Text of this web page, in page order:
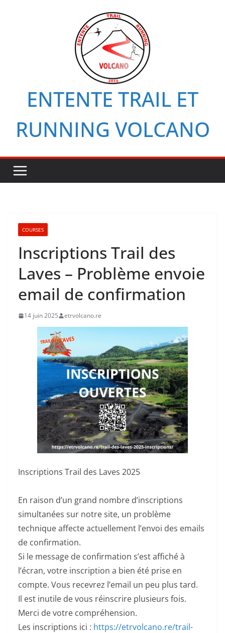
ENTENTE TRAIL ET
RUNNING VOLCANO
COURSES
Inscriptions Trail des
Laves – Problème envoie
email de confirmation
14 juin 2025 etrvolcano.re
Inscriptions Trail des Laves 2025
En raison d’un grand nombre d’inscriptions
simultanées sur notre site, un problème
technique affecte actuellement l’envoi des emails
de confirmation.
Si le message de confirmation s’est affiché à
l’écran, votre inscription a bien été prise en
compte. Vous recevrez l’email un peu plus tard.
Il est inutile de vous réinscrire plusieurs fois.
Merci de votre compréhension.
Les inscriptions ici : https://etrvolcano.re/trail-